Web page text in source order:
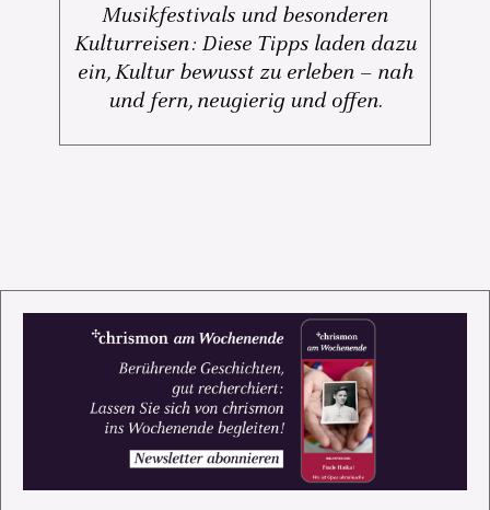
Musikfestivals und besonderen
Kulturreisen: Diese Tipps laden dazu
ein, Kultur bewusst zu erleben – nah
und fern, neugierig und offen.